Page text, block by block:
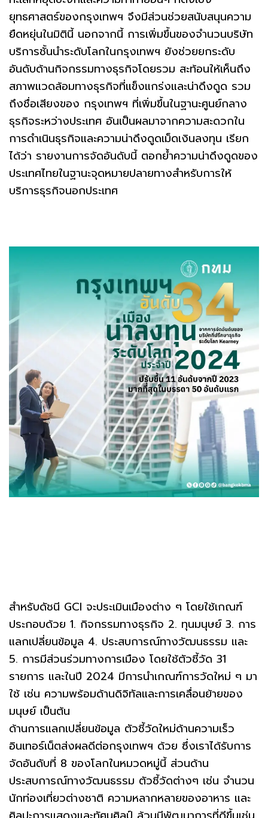
ยุทธศาสตร์ของกรุงเทพฯ จึงมีส่วนช่วยสนับสนุนความ
ยืดหยุ่นในมิตินี้ นอกจากนี้ การเพิ่มขึ้นของจำนวนบริษัท
บริการชั้นนำระดับโลกในกรุงเทพฯ ยังช่วยยกระดับ
อันดับด้านกิจกรรมทางธุรกิจโดยรวม สะท้อนให้เห็นถึง
สภาพแวดล้อมทางธุรกิจที่แข็งแกร่งและน่าดึงดูด รวม
ถึงชื่อเสียงของ กรุงเทพฯ ที่เพิ่มขึ้นในฐานะศูนย์กลาง
ธุรกิจระหว่างประเทศ อันเป็นผลมาจากความสะดวกใน
การดำเนินธุรกิจและความน่าดึงดูดเม็ดเงินลงทุน เรียก
ได้ว่า รายงานการจัดอันดับนี้ ตอกย้ำความน่าดึงดูดของ
ประเทศไทยในฐานะจุดหมายปลายทางสำหรับการให้
บริการธุรกิจนอกประเทศ
สำหรับดัชนี GCI จะประเมินเมืองต่าง ๆ โดยใช้เกณฑ์
ประกอบด้วย 1. กิจกรรมทางธุรกิจ 2. ทุนมนุษย์ 3. การ
แลกเปลี่ยนข้อมูล 4. ประสบการณ์ทางวัฒนธรรม และ
5. การมีส่วนร่วมทางการเมือง โดยใช้ตัวชี้วัด 31
รายการ และในปี 2024 มีการนำเกณฑ์การวัดใหม่ ๆ มา
ใช้ เช่น ความพร้อมด้านดิจิทัลและการเคลื่อนย้ายของ
มนุษย์ เป็นต้น
ด้านการแลกเปลี่ยนข้อมูล ตัวชี้วัดใหม่ด้านความเร็ว
อินเทอร์เน็ตส่งผลดีต่อกรุงเทพฯ ด้วย ซึ่งเราได้รับการ
จัดอันดับที่ 8 ของโลกในหมวดหมู่นี้ ส่วนด้าน
ประสบการณ์ทางวัฒนธรรม ตัวชี้วัดต่างๆ เช่น จำนวน
นักท่องเที่ยวต่างชาติ ความหลากหลายของอาหาร และ